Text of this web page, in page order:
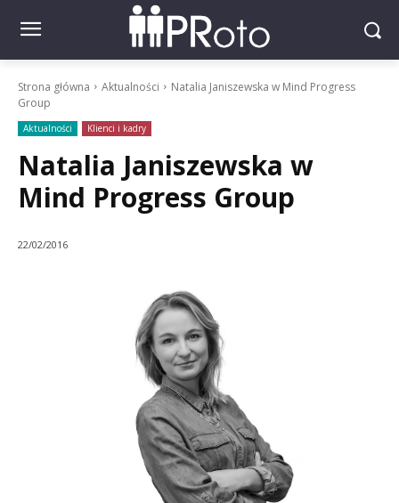
Strona główna Aktualności
Natalia Janiszewska w Mind Progress
Group
Aktualności Klienci i kadry
Natalia Janiszewska w
Mind Progress Group
22/02/2016